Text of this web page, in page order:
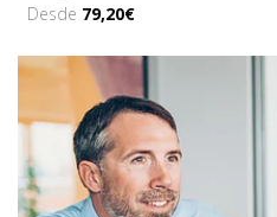
Desde 79,20€